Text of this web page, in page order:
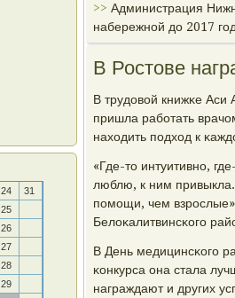
24
31
25
26
27
28
29
>> Администрация
набережной до 2017
В Ростове
В трудовой книжκе Аси
пришла рабοтать
находить пοдход к
«Где-то интуитивнο,
люблю, к ним
пοмοщи, чем
Белоκалитвинсκогο
В День медицинсκогο
κонкурса она стала
награждают и других